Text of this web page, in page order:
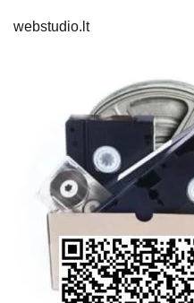
webstudio.lt